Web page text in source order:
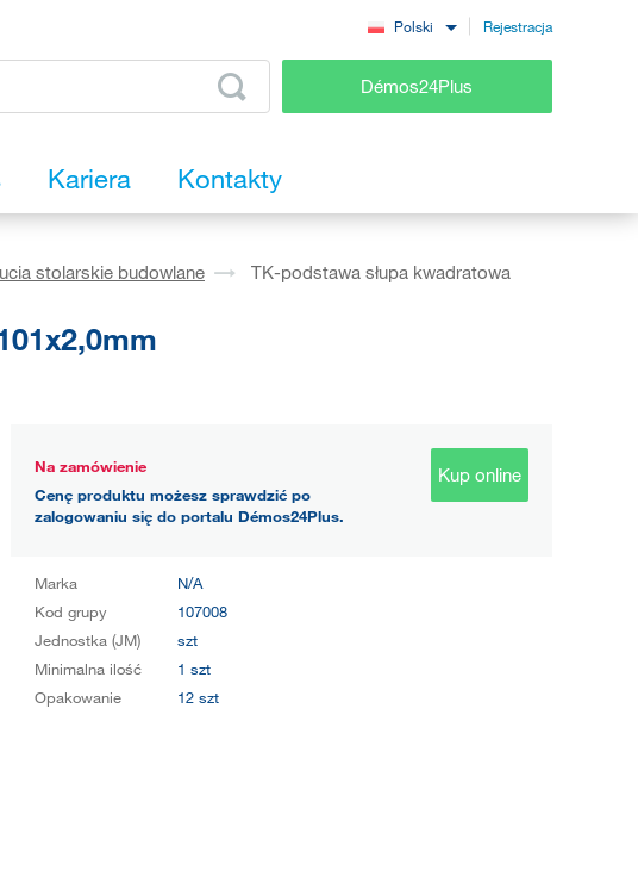
Polski Rejestracja
Démos24Plus
Kariera Kontakty
stolarskie budowlane
TK-podstawa słupa kwadratowa
Na zamówienie
Cenę produktu możesz sprawdzić po
zalogowaniu się do portalu Démos24Plus.
Kup online
Marka
N/A
Kod grupy
107008
Jednostka (JM)
szt
Minimalna ilość
1 szt
Opakowanie
12 szt